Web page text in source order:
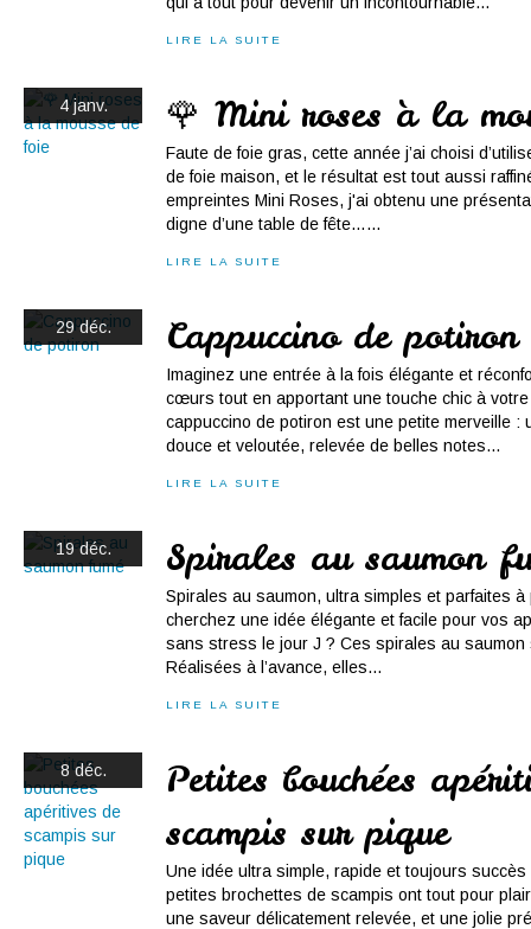
LIRE LA SUITE
4 janv. 🌹 Mini roses à la
Faute de foie gras, cette année j’ai choisi
de foie maison, et le résultat est tout aussi
empreintes Mini Roses, j'ai obtenu une
digne d’une table de fête…...
LIRE LA SUITE
29 déc. Cappuccino de potiron
Imaginez une entrée à la fois élégante et
cœurs tout en apportant une touche chic à
cappuccino de potiron est une petite merveille :
douce et veloutée, relevée de belles notes...
LIRE LA SUITE
19 déc. Spirales au saumon
Spirales au saumon, ultra simples et parfaites à
cherchez une idée élégante et facile pour vos
sans stress le jour J ? Ces spirales au saumon
Réalisées à l’avance, elles...
LIRE LA SUITE
8 déc.
Petites bouchées
scampis sur pique
Une idée ultra simple, rapide et toujours succès
petites brochettes de scampis ont tout pour
une saveur délicatement relevée, et une jolie